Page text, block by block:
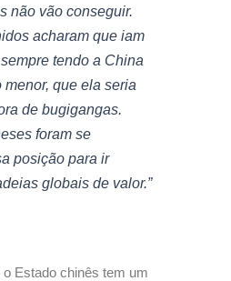
não vão conseguir.
acharam que iam
tendo a China
menor, que ela seria
de bugigangas.
foram se
posição para ir
globais de valor.”
Estado chinês tem um